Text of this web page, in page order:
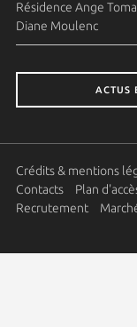
Résidence Ange
Diane Moulenc
ACTUS
Crédits & mentions
Contacts
Plan
Recrutement